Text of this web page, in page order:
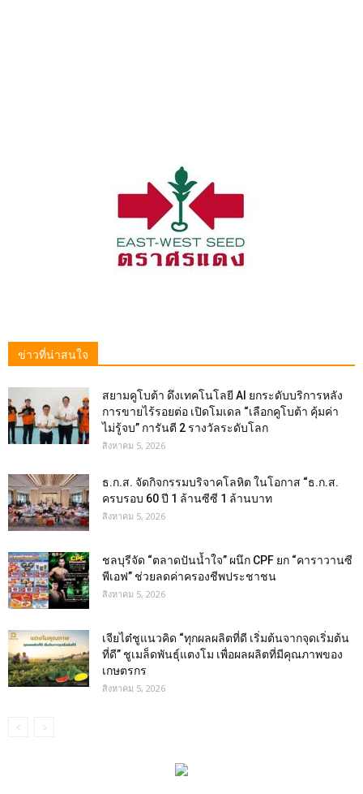
ข่าวที่น่าสนใจ
สยามคูโบต้า ดึงเทคโนโลยี AI ยกระดับบริการหลัง
การขายไร้รอยต่อ เปิดโมเดล “เลือกคูโบต้า คุ้มค่า
ไม่รู้จบ” การันตี 2 รางวัลระดับโลก
สิงหาคม 5, 2026
ธ.ก.ส. จัดกิจกรรมบริจาคโลหิต ในโอกาส “ธ.ก.ส.
ครบรอบ 60 ปี 1 ล้านซีซี 1 ล้านบาท
สิงหาคม 5, 2026
ชลบุรีจัด “ตลาดปันน้ำใจ” ผนึก CPF ยก “คาราวานซี
พีเอฟ” ช่วยลดค่าครองชีพประชาชน
สิงหาคม 5, 2026
เจียไต๋ชูแนวคิด “ทุกผลผลิตที่ดี เริ่มต้นจากจุดเริ่มต้น
ที่ดี” ชูเมล็ดพันธุ์แตงโม เพื่อผลผลิตที่มีคุณภาพของ
เกษตรกร
สิงหาคม 5, 2026